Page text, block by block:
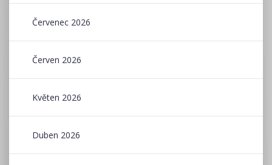
Červenec 2026
Červen 2026
Květen 2026
Duben 2026